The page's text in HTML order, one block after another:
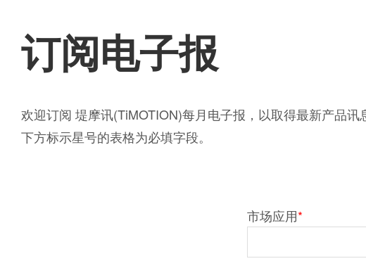
订阅电子报
欢迎订阅 堤摩讯(TiMOTION)每月电子报，以取得最新产品讯
下方标示星号的表格为必填字段。
市场应用*